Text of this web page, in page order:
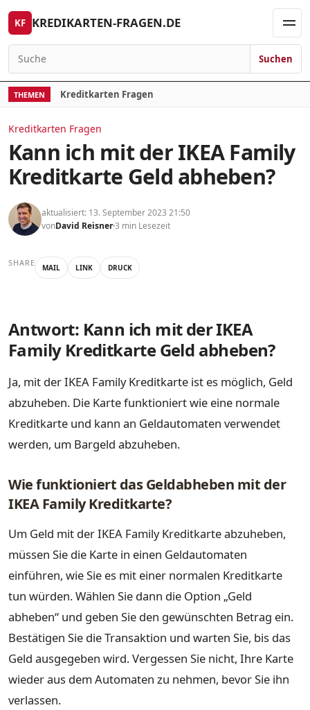
Skip to content
KF KREDIKARTEN-FRAGEN.DE
Search for:
Suchen
THEMEN Kreditkarten Fragen
Kreditkarten Fragen
Kann ich mit der IKEA Family
Kreditkarte Geld abheben?
aktualisiert: 13. September 2023 21:50
vonDavid Reisner3 min Lesezeit
SHARE MAIL LINK DRUCK
Antwort: Kann ich mit der IKEA
Family Kreditkarte Geld abheben?
Ja, mit der IKEA Family Kreditkarte ist es möglich, Geld
abzuheben. Die Karte funktioniert wie eine normale
Kreditkarte und kann an Geldautomaten verwendet
werden, um Bargeld abzuheben.
Wie funktioniert das Geldabheben mit der
IKEA Family Kreditkarte?
Um Geld mit der IKEA Family Kreditkarte abzuheben,
müssen Sie die Karte in einen Geldautomaten
einführen, wie Sie es mit einer normalen Kreditkarte
tun würden. Wählen Sie dann die Option „Geld
abheben“ und geben Sie den gewünschten Betrag ein.
Bestätigen Sie die Transaktion und warten Sie, bis das
Geld ausgegeben wird. Vergessen Sie nicht, Ihre Karte
wieder aus dem Automaten zu nehmen, bevor Sie ihn
verlassen.